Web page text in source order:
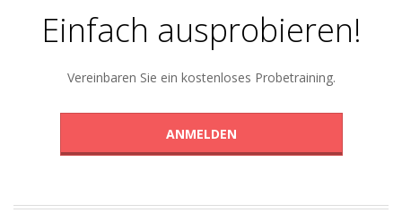
Einfach ausprobieren!
Vereinbaren Sie ein kostenloses Probetraining.
ANMELDEN